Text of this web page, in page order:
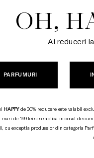
OH,
Ai reduceri
PARFUMURI
HAPPYde 30% reducere este valabil
mari de 199 lei si se aplica in cosul de
cu exceptia produselor din categoria